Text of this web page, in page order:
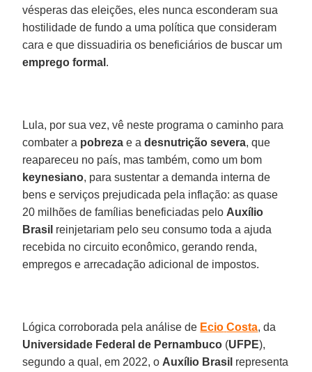
vésperas das eleições, eles nunca esconderam sua
hostilidade de fundo a uma política que consideram
cara e que dissuadiria os beneficiários de buscar um
emprego formal .
Lula, por sua vez, vê neste programa o caminho para
combater a pobreza e adesnutrição severa, que
reapareceu no país, mas também, como um bom
keynesiano, para sustentar a demanda interna de
bens e serviços prejudicada pela inflação: as quase
20 milhões de famílias beneficiadas pelo Auxílio
Brasil reinjetariam pelo seu consumo toda a ajuda
recebida no circuito econômico, gerando renda,
empregos e arrecadação adicional de impostos.
Lógica corroborada pela análise de Ecio Costa, da
Universidade Federal de Pernambuco (UFPE),
segundo a qual, em 2022, o Auxílio Brasil representa